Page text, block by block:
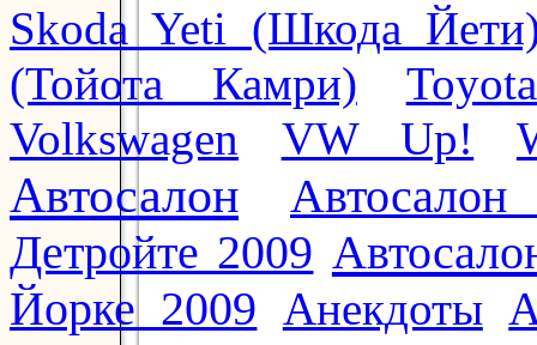
Skoda Yeti (Шкода
(Тойота Камри)
Volkswagen VW Up!
Автосалон
Детройте 2009
Йорке 2009 Анекдоты